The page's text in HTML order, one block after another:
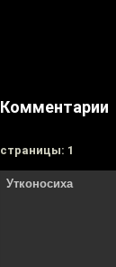
Комментарии
cтраницы: 1
Утконосиха